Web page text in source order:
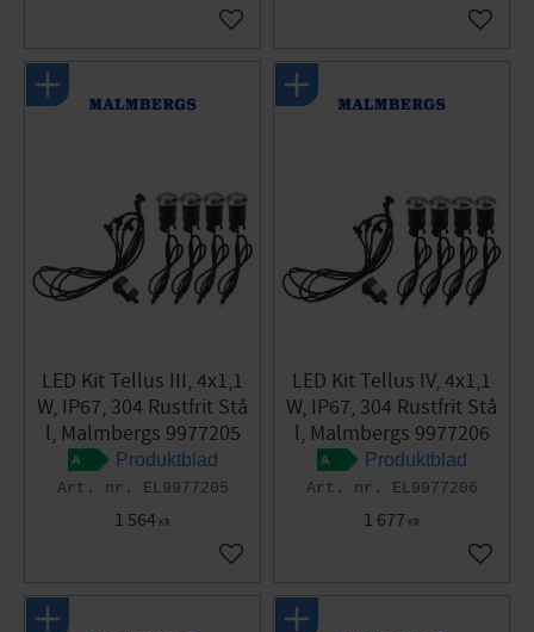
Gem som favorit Gem
LED Kit Tellus III, 4x1,1
W, IP67, 304 Rustfrit Stå
l, Malmbergs 9977205
Produktblad
EL9977205
1 564 KR
Gem som favorit
LED Kit Tellus IV, 4x1,1
W, IP67, 304 Rustfrit Stå
l, Malmbergs 9977206
Produktblad
EL9977206
1 677 KR
Gem